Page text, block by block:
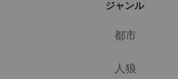
ジャンル
都市
人狼